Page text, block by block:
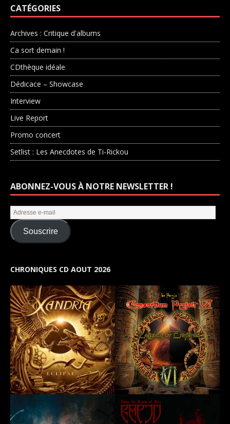
CATÉGORIES
Archives : Critique d'albums
Ca sort demain !
CDthèque idéale
Dédicace – Showcase
Interview
Live Report
Promo concert
Setlist : Les Anecdotes de Ti-Rickou
ABONNEZ-VOUS À NOTRE NEWSLETTER !
Souscrire
CHRONIQUES CD AOUT 2026